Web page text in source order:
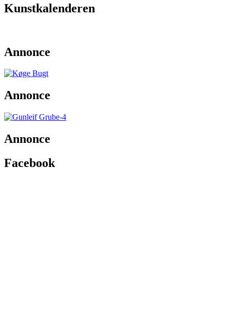
Kunstkalenderen
Annonce
Annonce
Annonce
Facebook